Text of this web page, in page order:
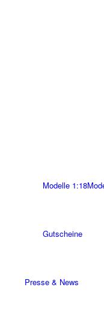
Modelle 1:18
Gutscheine
Presse & News